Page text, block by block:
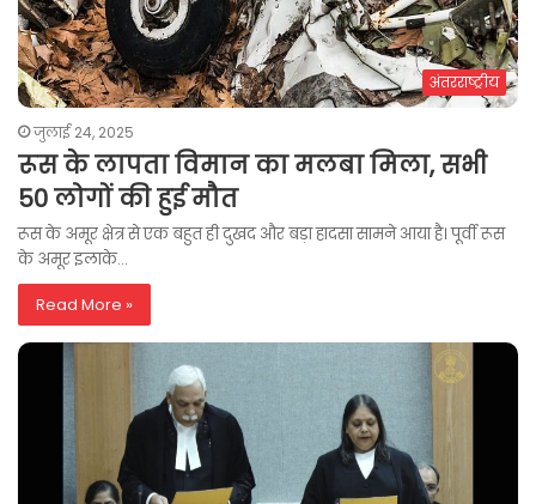
अंतरराष्ट्रीय
जुलाई 24, 2025
रूस के लापता विमान का मलबा मिला, सभी
50 लोगों की हुई मौत
रूस के अमूर क्षेत्र से एक बहुत ही दुखद और बड़ा हादसा सामने आया है। पूर्वी रूस
के अमूर इलाके…
Read More »